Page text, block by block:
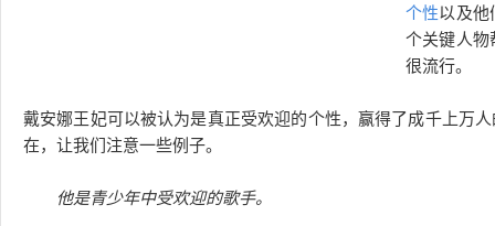
个性以及他
个关键人物
很流行。
戴安娜王妃可以被认为是真正受欢迎的个性，赢得了成千上万
在，让我们注意一些例子。
他是青少年中受欢迎的歌手。